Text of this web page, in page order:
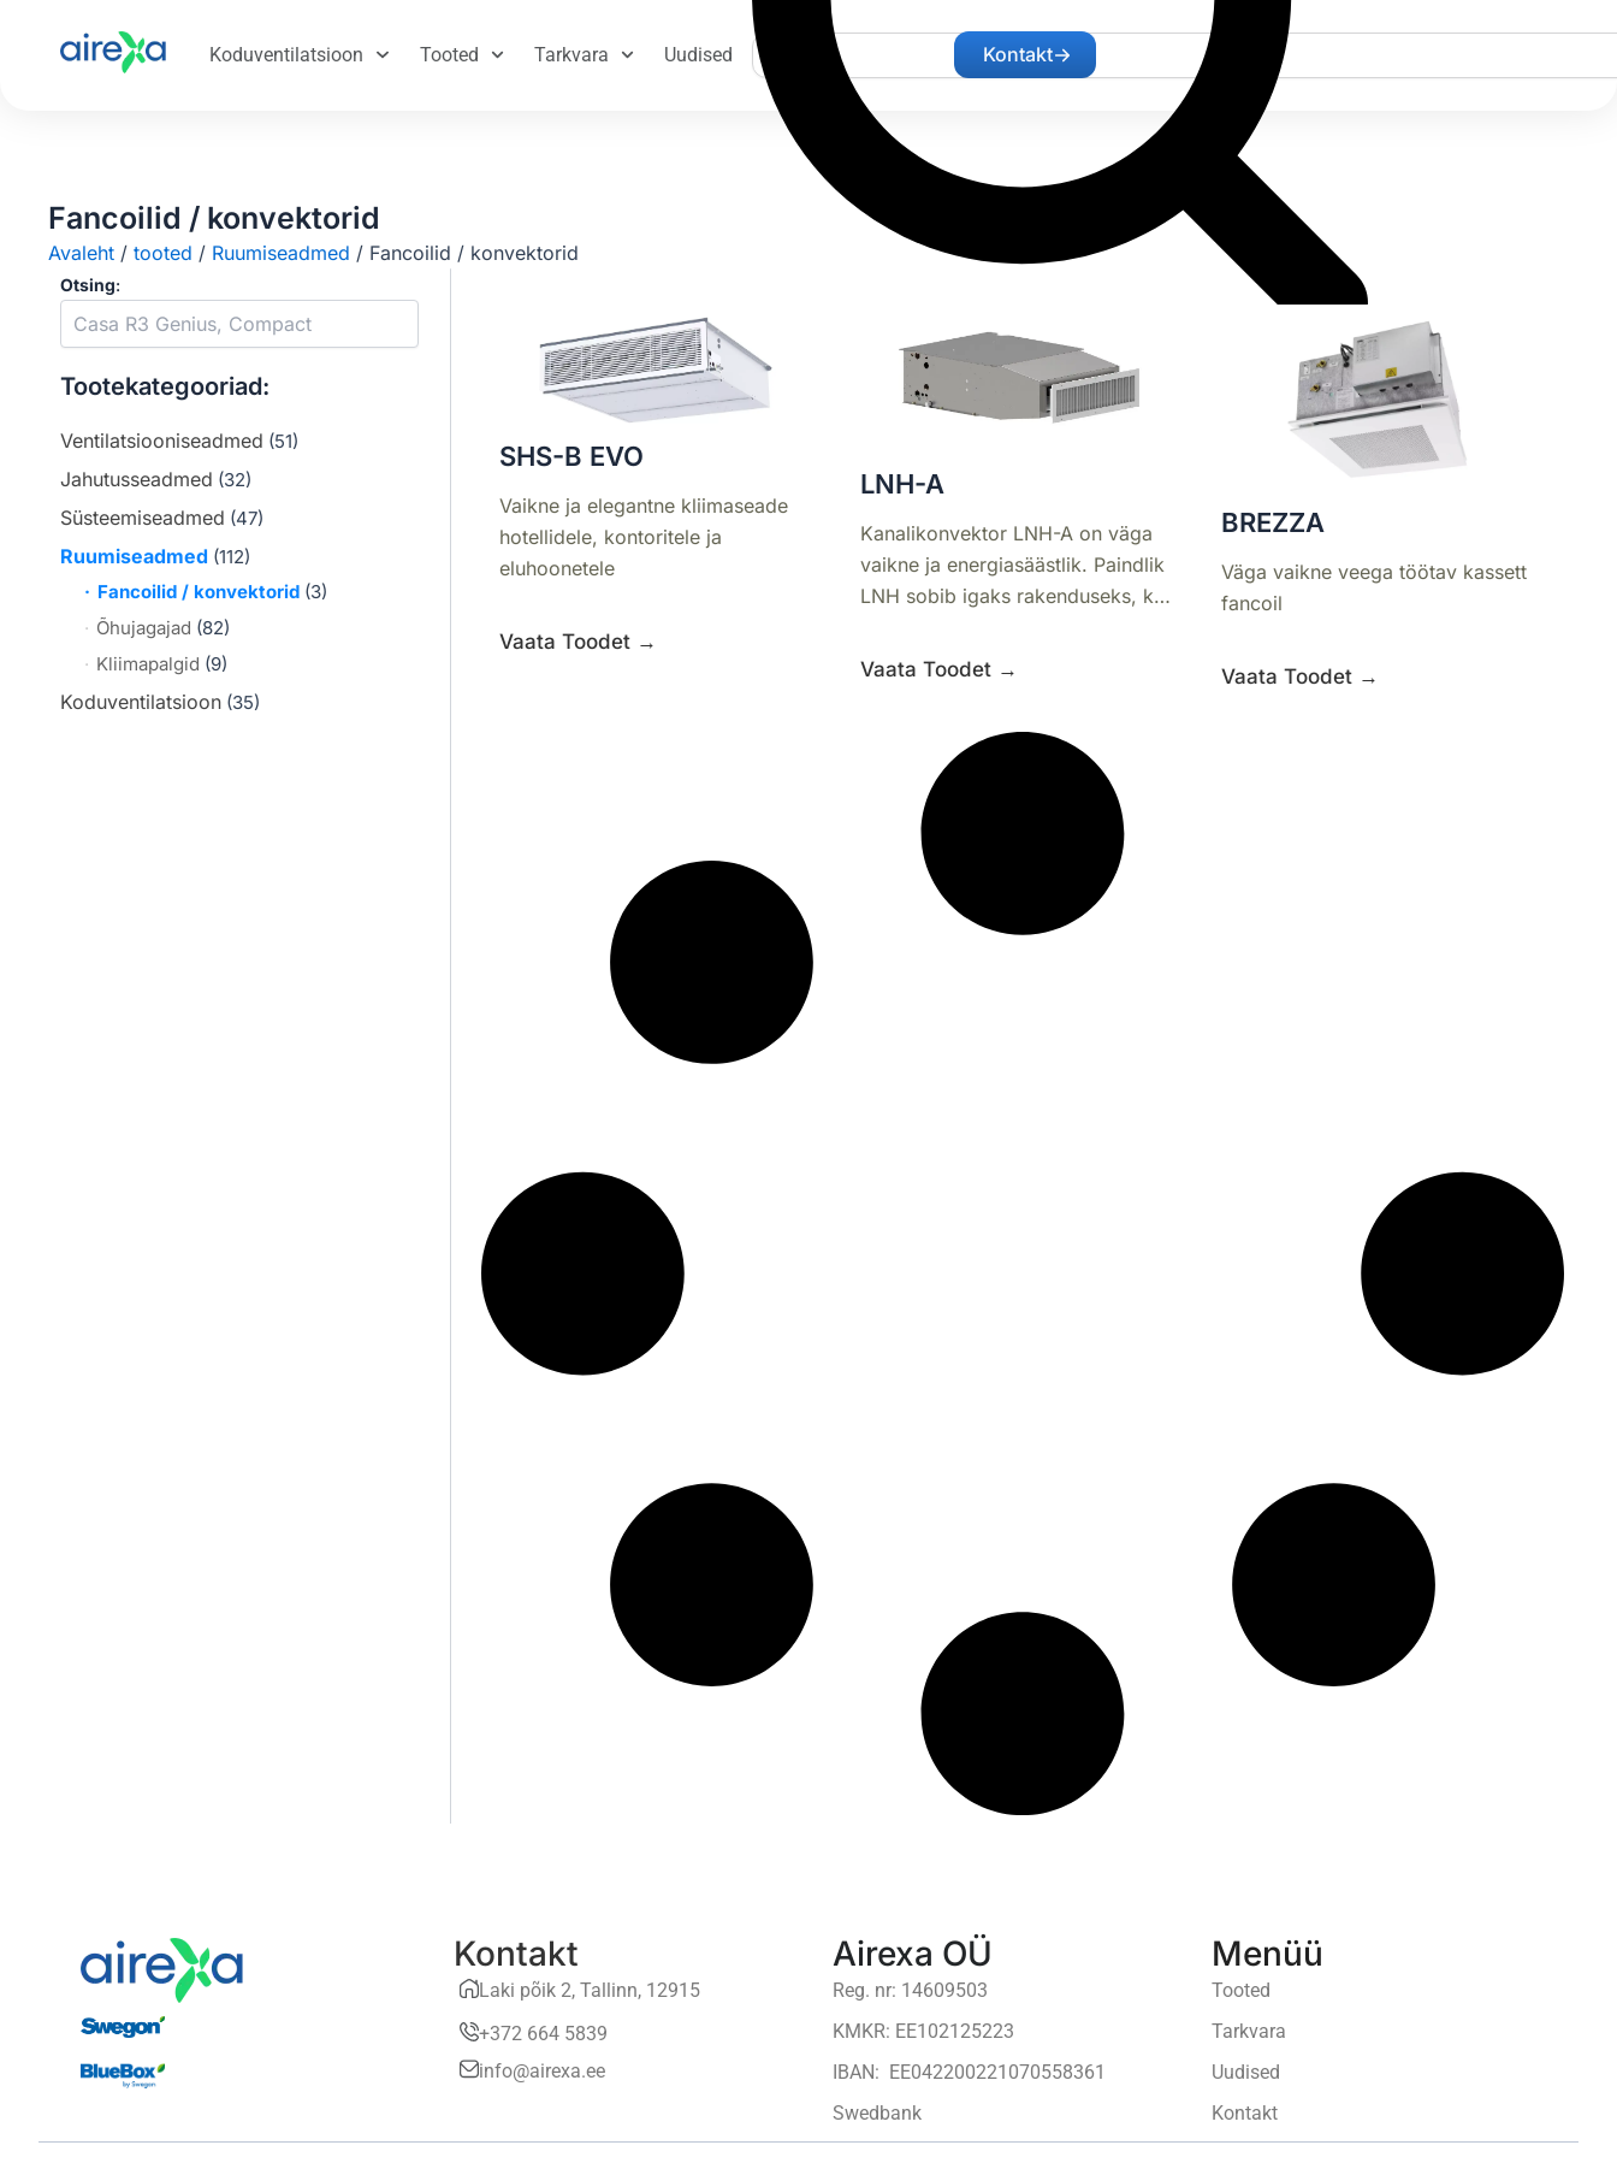
Koduventilatsioon Tooted Tarkvara Uudised
Search Kontakt
Fancoilid / konvektorid
Avaleht / tooted / Ruumiseadmed / Fancoilid / konvektorid
Otsing:
Tootekategooriad:
Ventilatsiooniseadmed (51)
Jahutusseadmed (32)
Süsteemiseadmed (47)
Ruumiseadmed (112)
Fancoilid / konvektorid (3)
Õhujagajad (82)
Kliimapalgid (9)
Koduventilatsioon (35)
SHS-B EVO
Vaikne ja elegantne kliimaseade
hotellidele, kontoritele ja
eluhoonetele
Vaata Toodet →
LNH-A
Kanalikonvektor LNH-A on väga
vaikne ja energiasäästlik. Paindlik
LNH sobib igaks rakenduseks, kus
Vaata Toodet →
BREZZA
Väga vaikne veega töötav kassett
fancoil
Vaata Toodet →
Kontakt
Laki põik 2, Tallinn, 12915
+372 664 5839
info@airexa.ee
Airexa OÜ
Reg. nr: 14609503
KMKR: EE102125223
IBAN: EE042200221070558361
Swedbank
Menüü
Tooted
Tarkvara
Uudised
Kontakt